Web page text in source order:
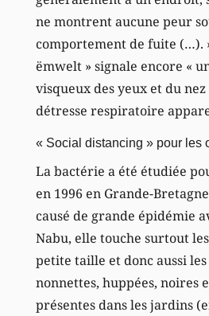
ne montrent aucune peur
comportement de fuite (…).
ëmwelt » signale encore «
visqueux des yeux et du nez
détresse respiratoire
« Social distancing » pour les
La bactérie a été étudiée
en 1996 en Grande-
causé de grande épidémie
Nabu, elle touche surtout
petite taille et donc aussi les
nonnettes, huppées, noires
présentes dans les jardins